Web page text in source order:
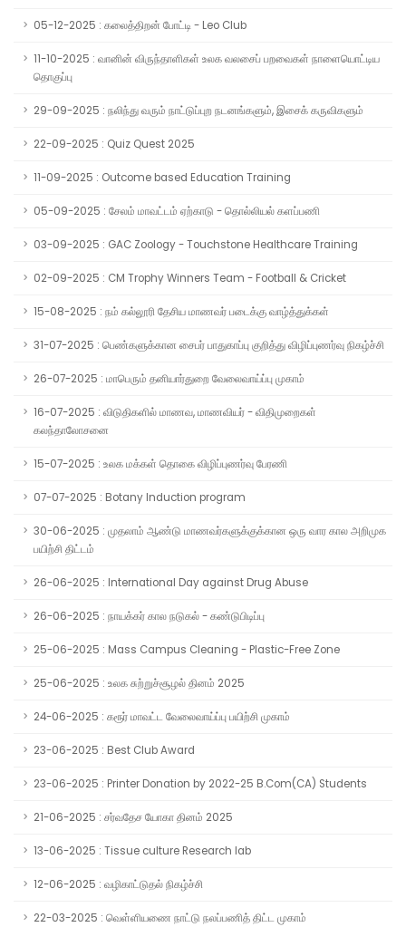
05-12-2025 : கலைத்திறன் போட்டி - Leo Club
11-10-2025 : வானின் விருந்தாளிகள் உலக வலசைப் பறவைகள் நாளையொட்டிய
தொகுப்பு
29-09-2025 : நலிந்து வரும் நாட்டுப்புற நடனங்களும், இசைக் கருவிகளும்
22-09-2025 : Quiz Quest 2025
11-09-2025 : Outcome based Education Training
05-09-2025 : சேலம் மாவட்டம் ஏற்காடு - தொல்லியல் களப்பணி
03-09-2025 : GAC Zoology - Touchstone Healthcare Training
02-09-2025 : CM Trophy Winners Team - Football & Cricket
15-08-2025 : நம் கல்லூரி தேசிய மாணவர் படைக்கு வாழ்த்துக்கள்
31-07-2025 : பெண்களுக்கான சைபர் பாதுகாப்பு குறித்து விழிப்புணர்வு நிகழ்ச்சி
26-07-2025 : மாபெரும் தனியார்துறை வேலைவாய்ப்பு முகாம்
16-07-2025 : விடுதிகளில் மாணவ, மாணவியர் - விதிமுறைகள்
கலந்தாலோசனை
15-07-2025 : உலக மக்கள் தொகை விழிப்புணர்வு பேரணி
07-07-2025 : Botany Induction program
30-06-2025 : முதலாம் ஆண்டு மாணவர்களுக்குக்கான ஒரு வார கால அறிமுக
பயிற்சி திட்டம்
26-06-2025 : International Day against Drug Abuse
26-06-2025 : நாயக்கர் கால நடுகல் - கண்டுபிடிப்பு
25-06-2025 : Mass Campus Cleaning - Plastic-Free Zone
25-06-2025 : உலக சுற்றுச்சூழல் தினம் 2025
24-06-2025 : கரூர் மாவட்ட வேலைவாய்ப்பு பயிற்சி முகாம்
23-06-2025 : Best Club Award
23-06-2025 : Printer Donation by 2022-25 B.Com(CA) Students
21-06-2025 : சர்வதேச யோகா தினம் 2025
13-06-2025 : Tissue culture Research lab
12-06-2025 : வழிகாட்டுதல் நிகழ்ச்சி
22-03-2025 : வெள்ளியணை நாட்டு நலப்பணித் திட்ட முகாம்